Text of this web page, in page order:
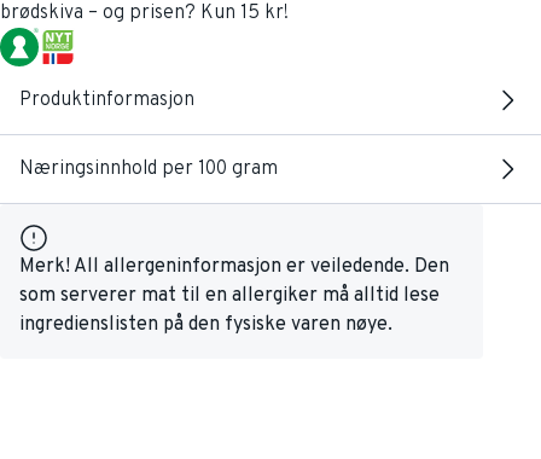
brødskiva – og prisen? Kun 15 kr!
Produktinformasjon
Næringsinnhold per 100 gram
Merk! All allergeninformasjon er veiledende. Den
som serverer mat til en allergiker må alltid lese
ingredienslisten på den fysiske varen nøye.